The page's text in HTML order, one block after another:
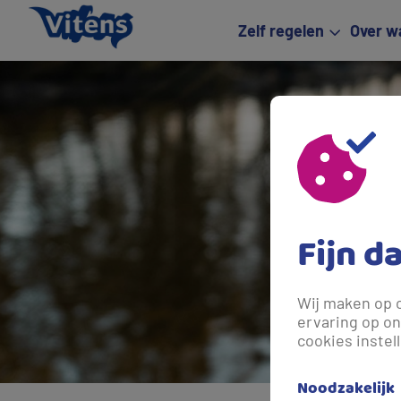
Zelf regelen Over
Fijn
Wij maken op
ervaring op
cookies
Noodzakelijk